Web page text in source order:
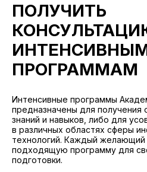
ПОЛУЧИТЬ
ПРОГРАММАМ
Интенсивные программы
предназначены для получения
знаний и навыков, либо для
в различных областях сферы
технологий. Каждый
подходящую программу для
подготовки.